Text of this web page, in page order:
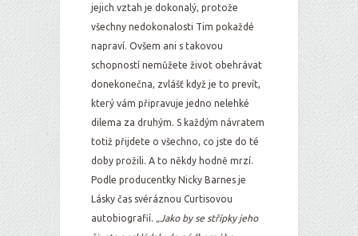
jejich vztah je dokonalý, protože
všechny nedokonalosti Tim pokaždé
napraví. Ovšem ani s takovou
schopností nemůžete život obehrávat
donekonečna, zvlášť když je to prevít,
který vám připravuje jedno nelehké
dilema za druhým. S každým návratem
totiž přijdete o všechno, co jste do té
doby prožili. A to někdy hodně mrzí.
Podle producentky Nicky Barnes je
Lásky čas svéráznou Curtisovou
autobiografií. „Jako by se střípky jeho